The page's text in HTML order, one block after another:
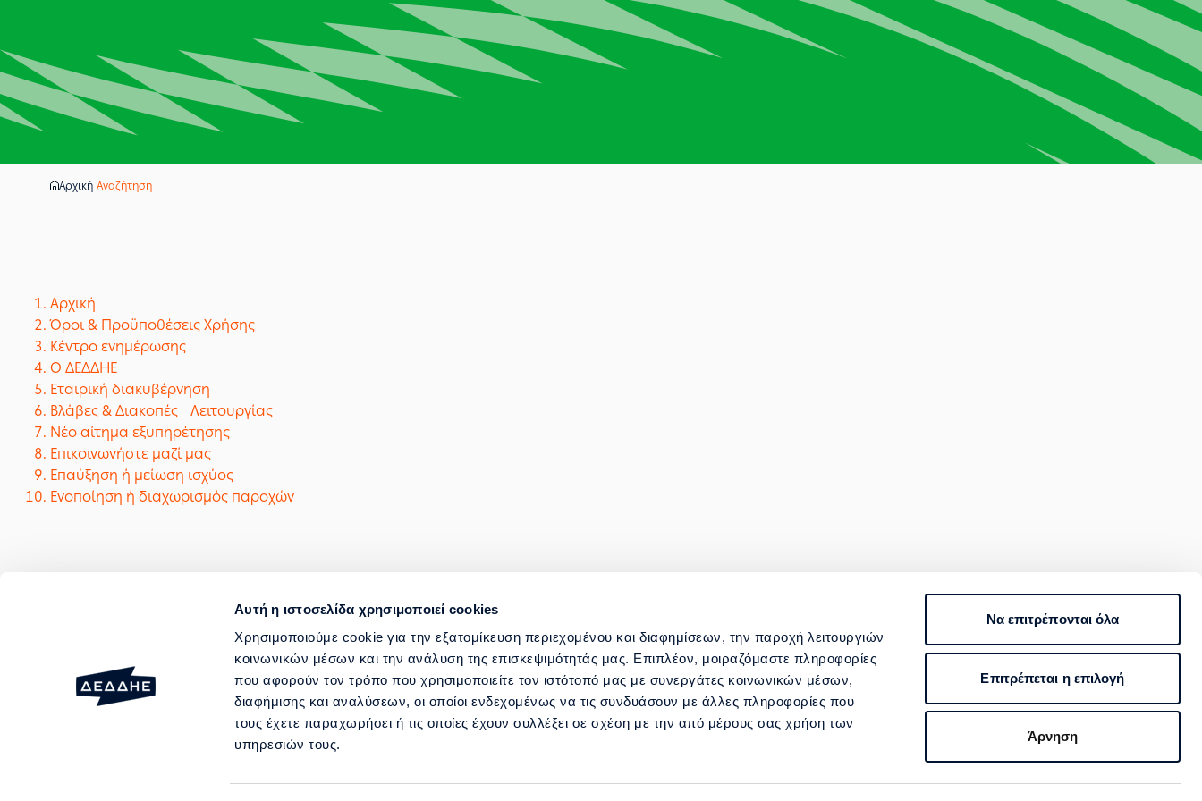
Αυτή η ιστοσελίδα χρησιμοποιεί cookies
Χρησιμοποιούμε cookie για την εξατομίκευση περιεχομένου και διαφημίσεων, την παροχή λειτουργιών
κοινωνικών μέσων και την ανάλυση της επισκεψιμότητάς μας. Επιπλέον, μοιραζόμαστε πληροφορίες
που αφορούν τον τρόπο που χρησιμοποιείτε τον ιστότοπό μας με συνεργάτες κοινωνικών μέσων,
διαφήμισης και αναλύσεων, οι οποίοι ενδεχομένως να τις συνδυάσουν με άλλες πληροφορίες που
τους έχετε παραχωρήσει ή τις οποίες έχουν συλλέξει σε σχέση με την από μέρους σας χρήση των
υπηρεσιών τους.
Να επιτρέπονται όλα
Επιτρέπεται η επιλογή
Άρνηση
Αρχική Αναζήτηση
Αρχική
Όροι & Προϋποθέσεις Χρήσης
Κέντρο ενημέρωσης
Ο ΔΕΔΔΗΕ
Εταιρική διακυβέρνηση
Βλάβες & Διακοπές Λειτουργίας
Νέο αίτημα εξυπηρέτησης
Επικοινωνήστε μαζί μας
Επαύξηση ή μείωση ισχύος
Ενοποίηση ή διαχωρισμός παροχών
ΑΙΤΗΜΑΤΑ ΕΞΥΠΗΡΕΤΗΣΗΣ ΣΤΡΑΤΗΓΙΚΟΣ ΜΕΤΑΣΧΗΜΑΤΙΣΜΟΣ ΚΑΙ ΨΗΦΙΟΠΟΙΗΣΗ
ΒΛΑΒΕΣ ΚΑΙ ΔΙΑΚΟΠΕΣ ΛΕΙΤΟΥΡΓΙΑΣ ΒΟΗΘΕΙΑ ΚΑΙ ΥΠΟΣΤΗΡΙΞΗ
ΥΠΗΡΕΣΙΕΣ
800 400 4000
Επικοινωνία
Περραιβού 20 & Καλλιρρόης 5, 117 43 Αθήνα